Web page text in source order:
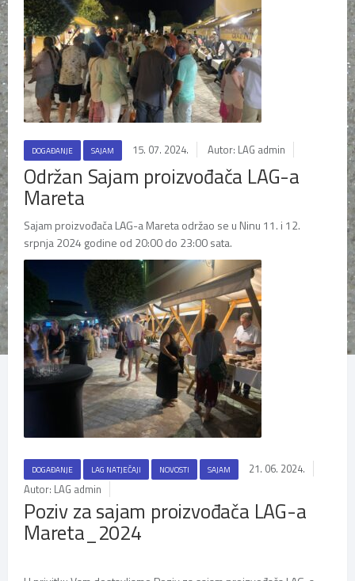
DOGAĐANJE SAJAM 15. 07. 2024. Autor: LAG admin
Održan Sajam proizvođača LAG-a
Mareta
Sajam proizvođača LAG-a Mareta održao se u Ninu 11. i 12.
srpnja 2024 godine od 20:00 do 23:00 sata.
DOGAĐANJE LAG NATJEČAJI NOVOSTI SAJAM
21. 06. 2024.
Autor: LAG admin
Poziv za sajam proizvođača LAG-a
Mareta_2024